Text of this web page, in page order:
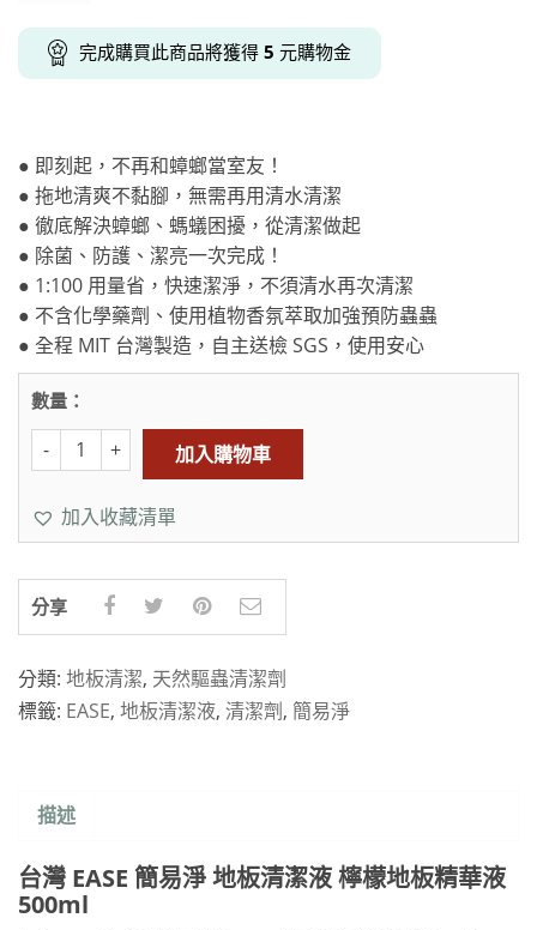
完成購買此商品將獲得 5 元購物金
● 即刻起，不再和蟑螂當室友！
● 拖地清爽不黏腳，無需再用清水清潔
● 徹底解決蟑螂、螞蟻困擾，從清潔做起
● 除菌、防護、潔亮一次完成！
● 1:100 用量省，快速潔淨，不須清水再次清潔
● 不含化學藥劑、使用植物香氛萃取加強預防蟲蟲
● 全程 MIT 台灣製造，自主送檢 SGS，使用安心
數量：
加入購物車
加入收藏清單
分享
分類: 地板清潔, 天然驅蟲清潔劑
標籤: EASE, 地板清潔液, 清潔劑, 簡易淨
描述
台灣 EASE 簡易淨 地板清潔液 檸檬地板精華液
500ml